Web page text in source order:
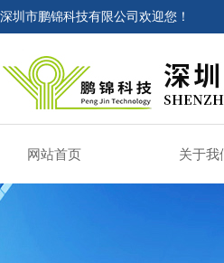
深圳市鹏锦科技有限公司欢迎您！
网站首页 关于我